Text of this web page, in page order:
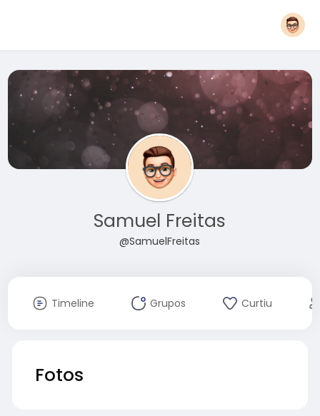
Samuel Freitas
@SamuelFreitas
Timeline Grupos Curtiu
Fotos